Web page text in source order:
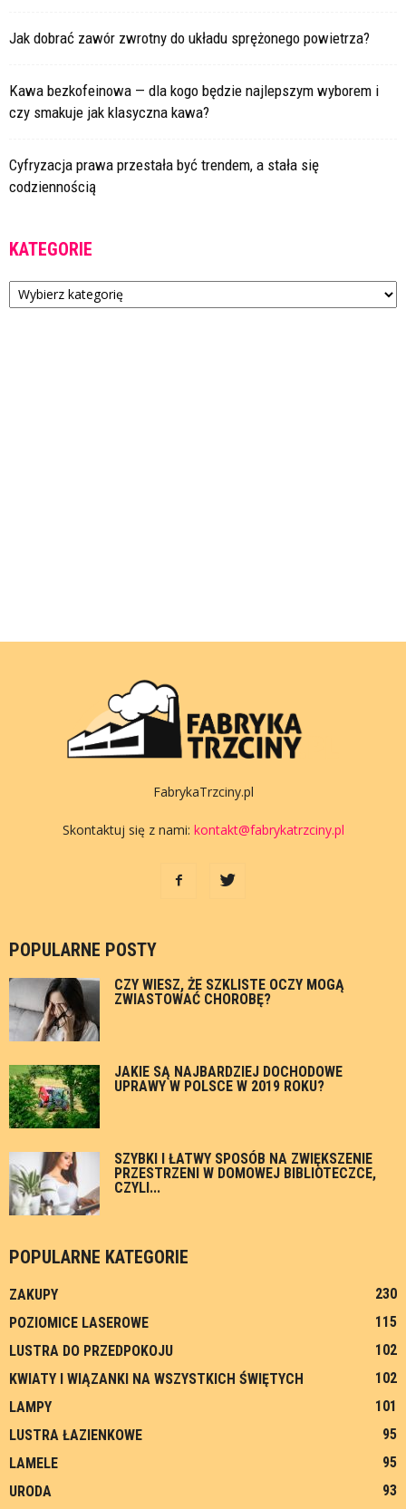
Jak dobrać zawór zwrotny do układu sprężonego powietrza?
Kawa bezkofeinowa — dla kogo będzie najlepszym wyborem i
czy smakuje jak klasyczna kawa?
Cyfryzacja prawa przestała być trendem, a stała się
codziennością
KATEGORIE
Kategorie
FabrykaTrzciny.pl
Skontaktuj się z nami: kontakt@fabrykatrzciny.pl
POPULARNE POSTY
CZY WIESZ, ŻE SZKLISTE OCZY MOGĄ
ZWIASTOWAĆ CHOROBĘ?
JAKIE SĄ NAJBARDZIEJ DOCHODOWE
UPRAWY W POLSCE W 2019 ROKU?
SZYBKI I ŁATWY SPOSÓB NA ZWIĘKSZENIE
PRZESTRZENI W DOMOWEJ BIBLIOTECZCE,
CZYLI...
POPULARNE KATEGORIE
ZAKUPY
230
POZIOMICE LASEROWE
115
LUSTRA DO PRZEDPOKOJU
102
KWIATY I WIĄZANKI NA WSZYSTKICH ŚWIĘTYCH
102
LAMPY
101
LUSTRA ŁAZIENKOWE
95
LAMELE
95
URODA
93